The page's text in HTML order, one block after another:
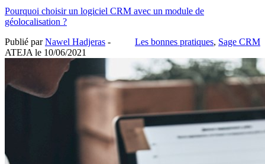
Pourquoi choisir un logiciel CRM avec un module de
géolocalisation ?
Les bonnes pratiques, Sage CRM
Publié parNawel Hadjeras -
ATEJA le 10/06/2021